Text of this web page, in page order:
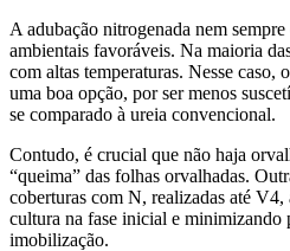
A adubação nitrogenada nem
ambientais favoráveis. Na maioria
com altas temperaturas. Nesse caso,
uma boa opção, por ser menos
se comparado à ureia convencional.
Contudo, é crucial que não haja
“queima” das folhas orvalhadas.
coberturas com N, realizadas até V4,
cultura na fase inicial e minimizando
imobilização.